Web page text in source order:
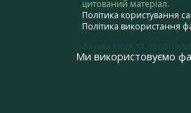
цитований матеріал.
Політика користування
Політика використання
адресу:
Ми використовуємо